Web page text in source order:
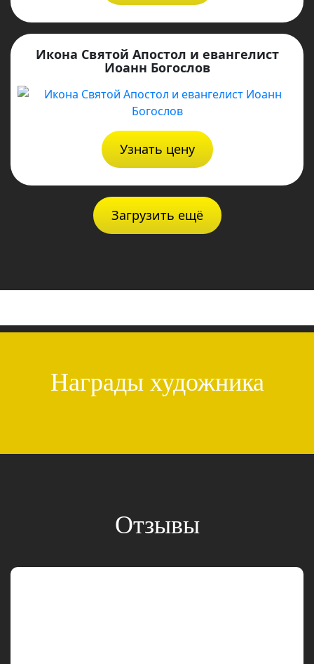
Икона Святой Апостол и евангелист
Иоанн Богослов
Узнать цену
Загрузить ещё
Награды художника
Отзывы